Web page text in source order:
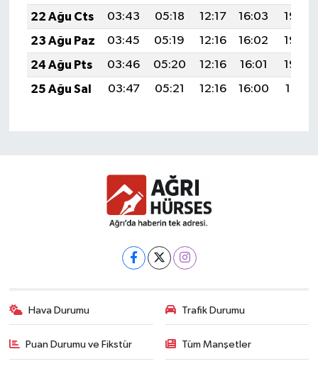
22 Ağu Cts
03:43 05:18 12:17 16:03
19:06
23 Ağu Paz
03:45 05:19 12:16 16:02
19:04
24 Ağu Pts
03:46 05:20 12:16 16:01
19:03
25 Ağu Sal
03:47 05:21 12:16 16:00 19:01
Hava Durumu Trafik Durumu
Puan Durumu ve Fikstür Tüm Manşetler